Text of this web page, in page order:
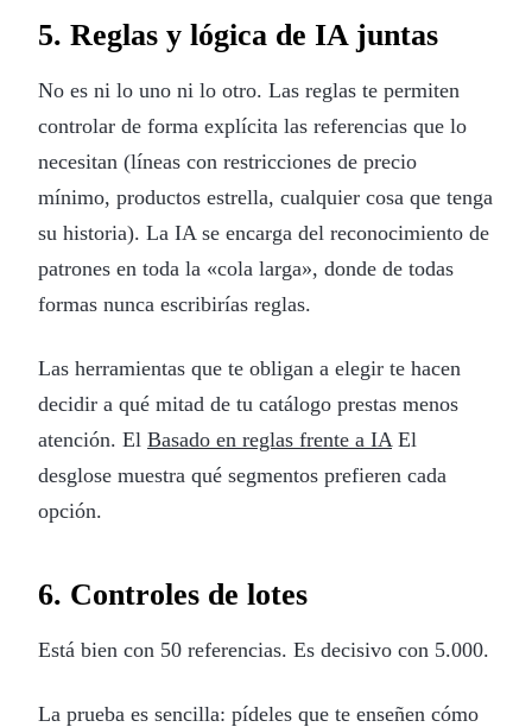
5. Reglas y lógica de IA juntas
No es ni lo uno ni lo otro. Las reglas te permiten
controlar de forma explícita las referencias que lo
necesitan (líneas con restricciones de precio
mínimo, productos estrella, cualquier cosa que tenga
su historia). La IA se encarga del reconocimiento de
patrones en toda la «cola larga», donde de todas
formas nunca escribirías reglas.
Las herramientas que te obligan a elegir te hacen
decidir a qué mitad de tu catálogo prestas menos
atención. El Basado en reglas frente a IA El
desglose muestra qué segmentos prefieren cada
opción.
6. Controles de lotes
Está bien con 50 referencias. Es decisivo con 5.000.
La prueba es sencilla: pídeles que te enseñen cómo